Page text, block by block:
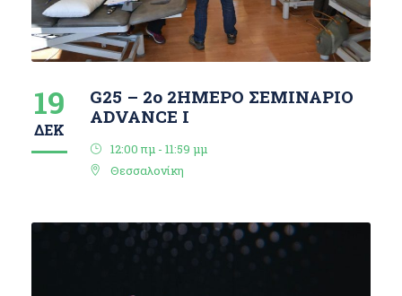
19
ΔΕΚ
G25 – 2ο 2ΗΜΕΡΟ ΣΕΜΙΝΑΡΙΟ
ΑDVANCE I
12:00 πμ - 11:59 μμ
Θεσσαλονίκη